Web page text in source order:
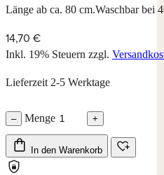
Länge ab ca. 80 cm.Waschbar bei
14,70 €
Inkl. 19% Steuern zzgl.
Lieferzeit 2-5 Werktage
– Menge +
In den Warenkorb